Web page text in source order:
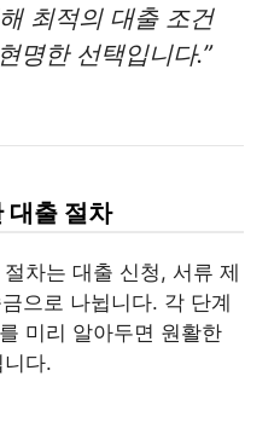
최적의 대출 조건
명한 선택입니다.”
대출 절차
차는 대출 신청, 서류 제
으로 나뉩니다. 각 단계
미리 알아두면 원활한
다.